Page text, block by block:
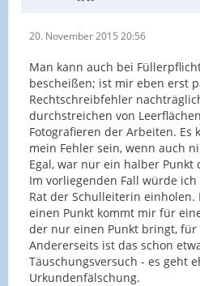
20. November 2015 20:56
Man kann auch bei
bescheißen; ist mir eben erst
Rechtschreibfehler
durchstreichen von
Fotografieren der Arbeiten. Es
mein Fehler sein, wenn auch
Egal, war nur ein halber Punkt
Im vorliegenden Fall würde
Rat der Schulleiterin einholen.
einen Punkt kommt mir für
der nur einen Punkt bringt,
Andererseits ist das schon
Täuschungsversuch - es geht
Urkundenfälschung.